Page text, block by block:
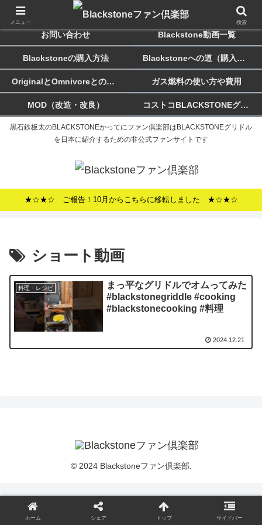
黒石鉄板太のBLACKSTONEかってにファン倶楽部はBLACKSTONEグリドル
を日本に紹介するための非公式ファンサイトです
ホーム Blackstoneのススメ
お問い合わせ Blackstone動画一覧
Blackstoneの購入方法 Blackstoneへの道（購入記）
OriginalとOmnivoreとの違い ガス燃料の使い方や費用
MOD（改造・改良） コストコBLACKSTONEグリドルについて
★☆★☆ ご報告！10月からこちらに移転しました ★☆★☆
ショート動画
料理・レシピ
まっ平なグリドルでオムってみた
#blackstonegriddle #cooking
#blackstonecooking #料理
2024.12.21
© 2024 Blackstoneファン倶楽部.
メニュー 検索
ホーム シェア トップ サイドバー